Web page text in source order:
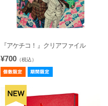
『アケチコ！』クリアファイル
¥700 （税込）